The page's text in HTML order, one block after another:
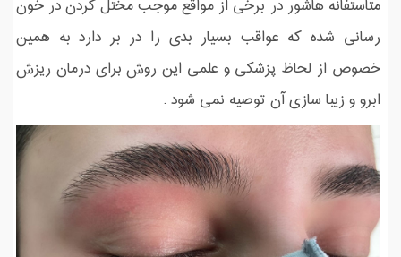
متاستفانه هاشور در برخی از مواقع موجب مختل کردن در خون
رسانی شده که عواقب بسیار بدی را در بر دارد به همین
خصوص از لحاظ پزشکی و علمی این روش برای درمان ریزش
ابرو و زیبا سازی آن توصیه نمی شود .